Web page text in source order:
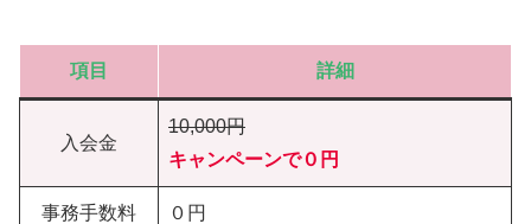
項目 詳細
入会金
10,000円
キャンペーンで０円
事務手数料 ０円